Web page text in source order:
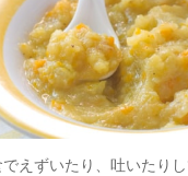
えずいたり、吐いたり